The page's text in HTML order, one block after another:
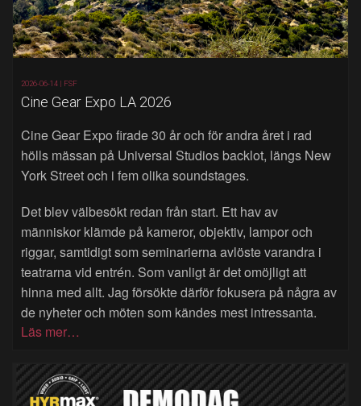
2026-06-14 | FSF
Cine Gear Expo LA 2026
Cine Gear Expo firade 30 år och för andra året i rad
hölls mässan på Universal Studios backlot, längs New
York Street och i fem olika soundstages.
Det blev välbesökt redan från start. Ett hav av
människor klämde på kameror, objektiv, lampor och
riggar, samtidigt som seminarierna avlöste varandra i
teatrarna vid entrén. Som vanligt är det omöjligt att
hinna med allt. Jag försökte därför fokusera på några av
de nyheter och möten som kändes mest intressanta.
Läs mer…